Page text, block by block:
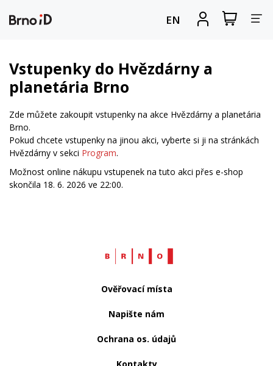
EN
Zobrazit
nákupní
Vstupenky do Hvězdárny a
planetária Brno
Zde můžete zakoupit vstupenky na akce Hvězdárny a planetária
Brno.
Pokud chcete vstupenky na jinou akci, vyberte si ji na stránkách
Hvězdárny v sekci Program.
Možnost online nákupu vstupenek na tuto akci přes e-shop
skončila 18. 6. 2026 ve 22:00.
Web
Ověřovací místa
Napište nám
Ochrana os. údajů